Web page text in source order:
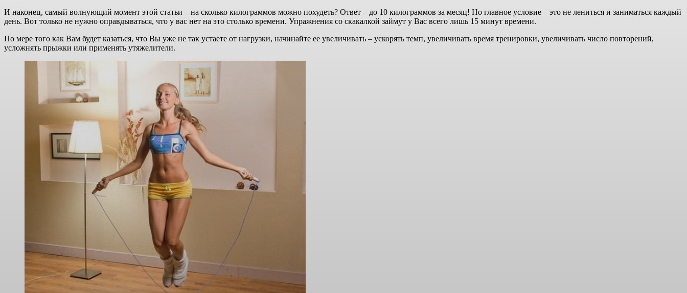
И наконец, самый волнующий момент этой статьи – на сколько килограммов можно похудеть? Ответ – до 10 килограммов за месяц! Но главное условие – это не лениться и заниматься каждый
день. Вот только не нужно оправдываться, что у вас нет на это столько времени. Упражнения со скакалкой займут у Вас всего лишь 15 минут времени.
По мере того как Вам будет казаться, что Вы уже не так устаете от нагрузки, начинайте ее увеличивать – ускорять темп, увеличивать время тренировки, увеличивать число повторений,
усложнять прыжки или применять утяжелители.